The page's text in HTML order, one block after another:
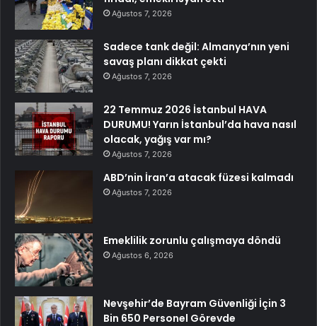
Ağustos 7, 2026
Sadece tank değil: Almanya’nın yeni
savaş planı dikkat çekti
Ağustos 7, 2026
22 Temmuz 2026 İstanbul HAVA
DURUMU! Yarın İstanbul’da hava nasıl
olacak, yağış var mı?
Ağustos 7, 2026
ABD’nin İran’a atacak füzesi kalmadı
Ağustos 7, 2026
Emeklilik zorunlu çalışmaya döndü
Ağustos 6, 2026
Nevşehir’de Bayram Güvenliği İçin 3
Bin 650 Personel Görevde